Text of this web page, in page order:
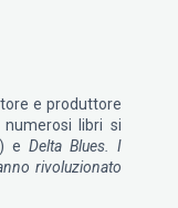
e produttore
libri si
e Delta Blues. I
rivoluzionato